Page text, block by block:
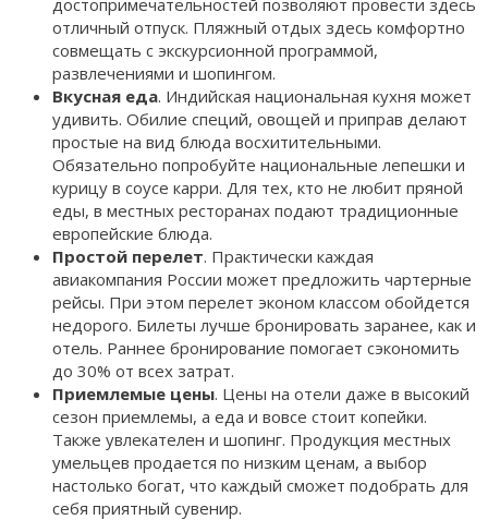
отличный отпуск. Пляжный отдых здесь комфортно
совмещать с экскурсионной программой,
развлечениями и шопингом.
Вкусная еда. Индийская национальная кухня может
удивить. Обилие специй, овощей и приправ делают
простые на вид блюда восхитительными.
Обязательно попробуйте национальные лепешки и
курицу в соусе карри. Для тех, кто не любит пряной
еды, в местных ресторанах подают традиционные
европейские блюда.
Простой перелет. Практически каждая
авиакомпания России может предложить чартерные
рейсы. При этом перелет эконом классом обойдется
недорого. Билеты лучше бронировать заранее, как и
отель. Раннее бронирование помогает сэкономить
до 30% от всех затрат.
Приемлемые цены. Цены на отели даже в высокий
сезон приемлемы, а еда и вовсе стоит копейки.
Также увлекателен и шопинг. Продукция местных
умельцев продается по низким ценам, а выбор
настолько богат, что каждый сможет подобрать для
себя приятный сувенир.